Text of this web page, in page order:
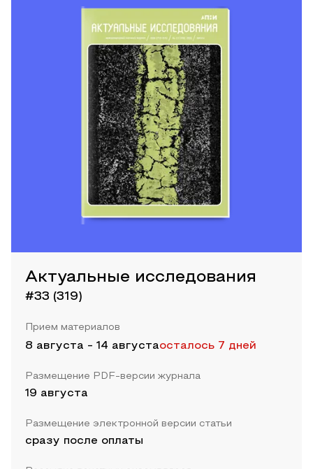
Актуальные исследования
#33 (319)
Прием материалов
8 августа - 14 августаосталось 7 дней
Размещение PDF-версии журнала
19 августа
Размещение электронной версии статьи
сразу после оплаты